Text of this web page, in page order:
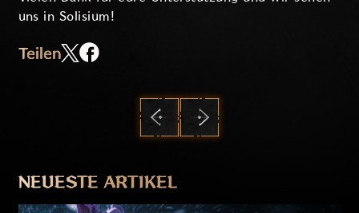
uns in Solisium!
Teilen
NEUESTE ARTIKEL